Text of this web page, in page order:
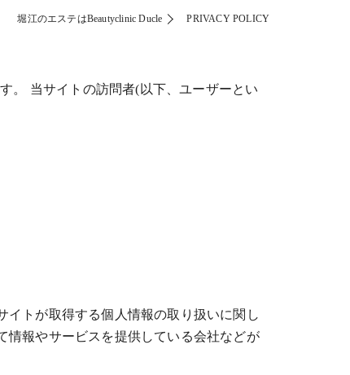
堀江のエステはBeautyclinic Ducle PRIVACY POLICY
。 当サイトの訪問者(以下、ユーザーとい
トが取得する個人情報の取り扱いに関し
情報やサービスを提供している会社などが